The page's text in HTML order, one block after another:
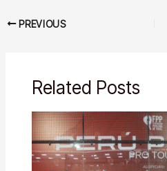
PREVIOUS
Related Posts